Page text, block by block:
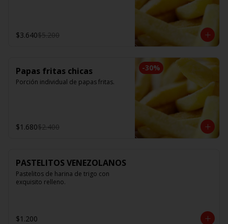
$3.640$5.200
-30%
Papas fritas chicas
Porción individual de papas fritas.
$1.680$2.400
PASTELITOS VENEZOLANOS
Pastelitos de harina de trigo con
exquisito relleno.
$1.200